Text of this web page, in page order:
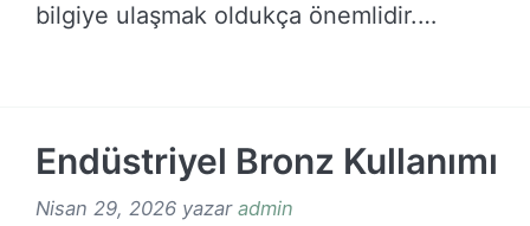
bilgiye ulaşmak oldukça önemlidir.
Endüstriyel Bronz Kullanımı
Nisan 29, 2026 yazar admin